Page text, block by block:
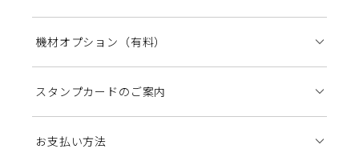
機材オプション（有料）
スタンプカードのご案内
お支払い方法